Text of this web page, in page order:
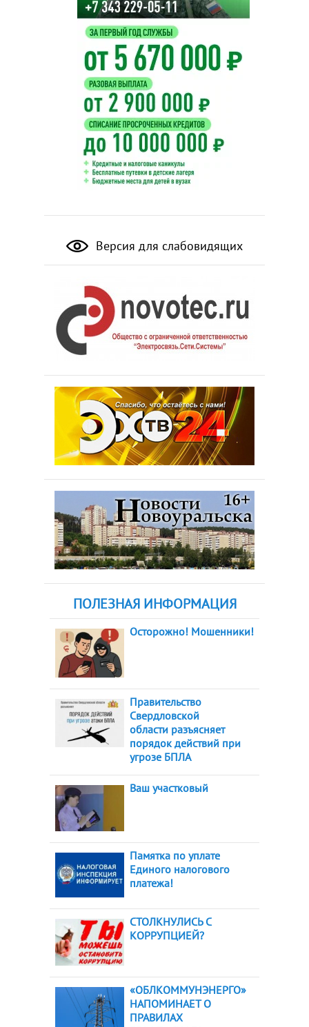
Версия для слабовидящих
ПОЛЕЗНАЯ ИНФОРМАЦИЯ
Осторожно! Мошенники!
Правительство
Свердловской
области разъясняет
порядок действий при
угрозе БПЛА
Ваш участковый
Памятка по уплате
Единого налогового
платежа!
СТОЛКНУЛИСЬ С
КОРРУПЦИЕЙ?
«ОБЛКОММУНЭНЕРГО»
НАПОМИНАЕТ О
ПРАВИЛАХ